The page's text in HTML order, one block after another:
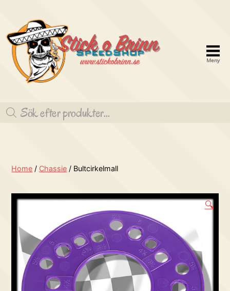
brinn
Meny
Produktsökning
Home / Chassie / Bultcirkelmall
🔍